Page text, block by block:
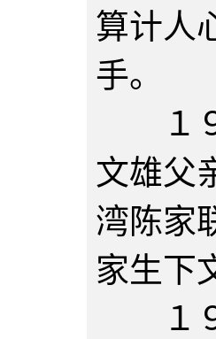
算计人
手。
１９
文雄父
湾陈家
家生下
１９